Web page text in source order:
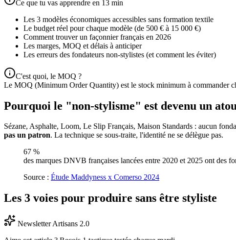
Ce que tu vas apprendre en 13 min
Les 3 modèles économiques accessibles sans formation textile
Le budget réel pour chaque modèle (de 500 € à 15 000 €)
Comment trouver un façonnier français en 2026
Les marges, MOQ et délais à anticiper
Les erreurs des fondateurs non-stylistes (et comment les éviter)
C'est quoi, le MOQ ?
Le MOQ (Minimum Order Quantity) est le stock minimum à commander
Pourquoi le "non-stylisme" est devenu un
Sézane, Asphalte, Loom, Le Slip Français, Maison Standards : aucun
pas un patron. La technique se sous-traite, l'identité ne se délègue pas.
67 %
des marques DNVB françaises lancées entre 2020 et 2025 ont des
Source : Étude Maddyness x Comerso 2024
Les 3 voies pour produire sans être styliste
Newsletter Artisans 2.0